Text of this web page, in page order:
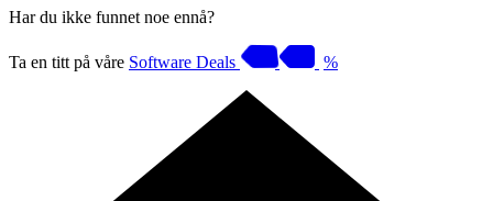
Har du ikke funnet noe ennå?
Ta en titt på våre Software Deals %